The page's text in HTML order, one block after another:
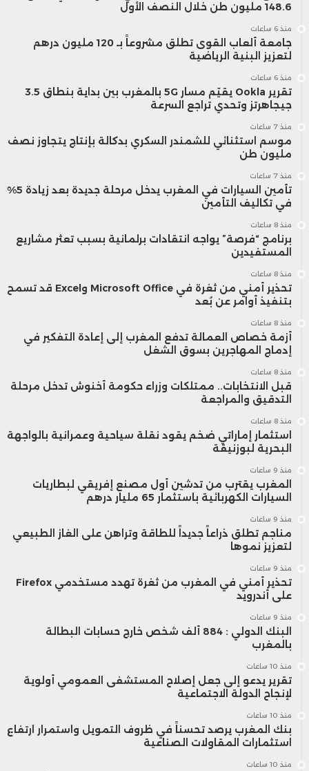
148.6 مليون طن خلال النصف الأول
منذ 6 ساعات
جامعة ألعاب القوى تطلق مشروعاً بـ 120 مليون درهم
لتعزيز البنية الرياضية
منذ 6 ساعات
تقرير Ookla يقيّم مسار 5G بالمغرب بين بداية بنطاق 3.5
جيجاهرتز وتحدي تراجع السرعة
منذ 7 ساعات
موسم استثنائي للشمندر السكري بدكالة بإنتاج يتجاوز نصف
مليون طن
منذ 7 ساعات
تأمين السيارات في المغرب يدخل مرحلة جديدة بعد زيادة 5%
في تكاليف التأمين
منذ 8 ساعات
برنامج “فرصة” يواجه انتقادات برلمانية بسبب تعثر مشاريع
المستفيدين
منذ 8 ساعات
تحذير أمني من ثغرة في Microsoft Office وExcel قد تسمح
بتنفيذ أوامر عن بُعد
منذ 8 ساعات
أزمة خصاص العمالة تدفع المغرب إلى إعادة التفكير في
إدماج المهاجرين بسوق الشغل
منذ 8 ساعات
قبل الانتخابات.. ممتلكات وزراء حكومة أخنوش تدخل مرحلة
التدقيق والمراجعة
منذ 8 ساعات
استثمار إماراتي ضخم يقود نقلة سياحية وعمرانية بالواجهة
البحرية لبوزنيقة
منذ 9 ساعات
المغرب يقترب من تدشين أول مصنع إفريقي لبطاريات
السيارات الكهربائية باستثمار 65 مليار درهم
منذ 9 ساعات
مناجم تطلق ذراعاً جديداً للطاقة وتراهن على الغاز الطبيعي
لتعزيز نموها
منذ 9 ساعات
تحذير أمني في المغرب من ثغرة تهدد مستخدمي Firefox
على أندرويد
منذ 9 ساعات
البنك الدولي : 884 ألف شخص خارج حسابات البطالة
بالمغرب
منذ 10 ساعات
تقرير يدعو إلى جعل إصلاح المستشفى العمومي أولوية
لإنجاح الدولة الاجتماعية
منذ 10 ساعات
بنك المغرب يرصد تحسناً في ظروف التمويل واستمرار ارتفاع
استثمارات المقاولات الصناعية
منذ 10 ساعات